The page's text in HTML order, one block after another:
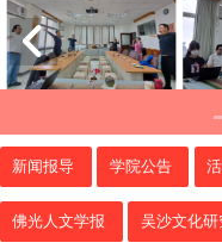
新闻报导 学院公告
佛光人文学报 吴沙文化研